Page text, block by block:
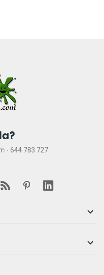
- 644 783 727

